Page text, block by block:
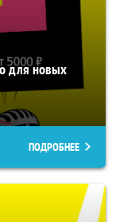
для новых
ПОДРОБНЕЕ